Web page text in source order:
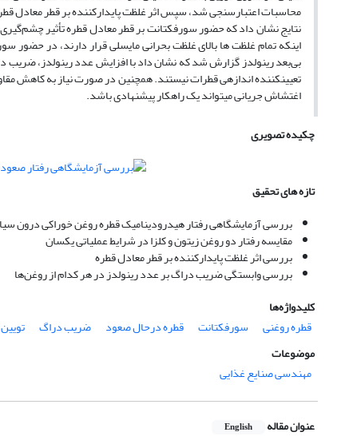
محاسبات اعتبارسنجی شد، سپس اثر غلظت پایدارکننده بر قطر معادل
اینکه تمام غلظت ها بالای غلظت بحرانی مایسلی قرار دارند، در
بی‌بعد رینولدز گزارش شد که نشان داد با افزایش عدد رینولدز،
تعیینکننده اندازهی قطرات نیستند. همچنین در صورت نیاز به کاهش
اغتشاش جریانی میتواند یک راهکار پیشنهادی باشد.
چکیده تصویری
تازه های تحقیق
بررسی آزمایشگاهی رفتار هیدرودینامیک قطره روغن خوراکی درون
مقایسه رفتار دو روغن زیتون و کلزا در شرایط عملیاتی یکسان
بررسی اثر غلظت پایدارکننده بر قطر معادل قطره
بررسی وابستگی ضریب دراگ بر عدد رینولدز در هر کدام از روغن‌ها
کلیدواژه‌ها
قطره روغنی
سورفکتانت قطره درحال صعود ضریب دراگ
تویین 80
موضوعات
مهندسی صنایع غذایی
عنوان مقاله English